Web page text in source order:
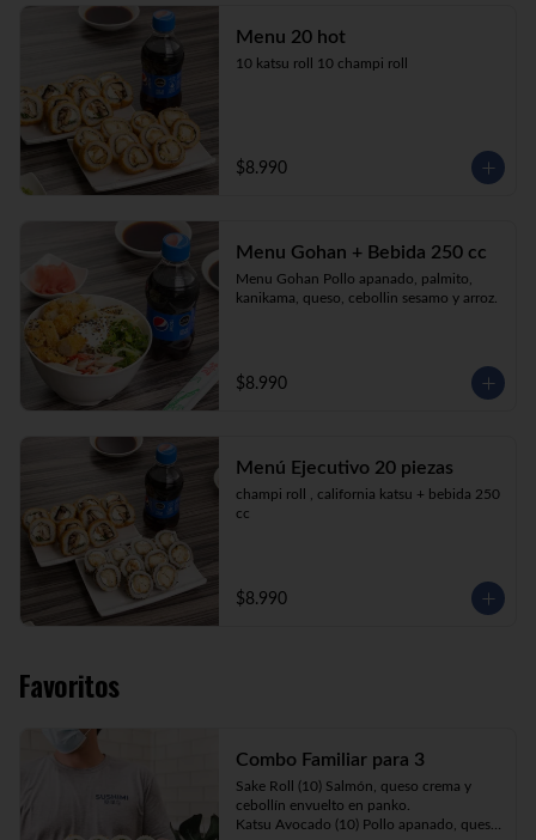
Menu 20 hot
10 katsu roll 10 champi roll
$8.990
Menu Gohan + Bebida 250 cc
Menu Gohan Pollo apanado, palmito,
kanikama, queso, cebollin sesamo y arroz.
$8.990
Menú Ejecutivo 20 piezas
champi roll , california katsu + bebida 250
cc
$8.990
Favoritos
Combo Familiar para 3
Sake Roll (10) Salmón, queso crema y
cebollín envuelto en panko.
Katsu Avocado (10) Pollo apanado, queso